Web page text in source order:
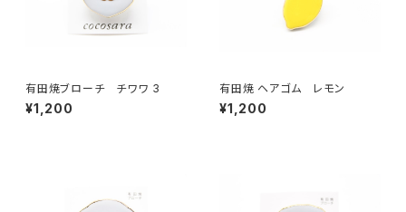
有田焼ブローチ チワワ 3
¥1,200
有田焼 ヘアゴム レモン
¥1,200